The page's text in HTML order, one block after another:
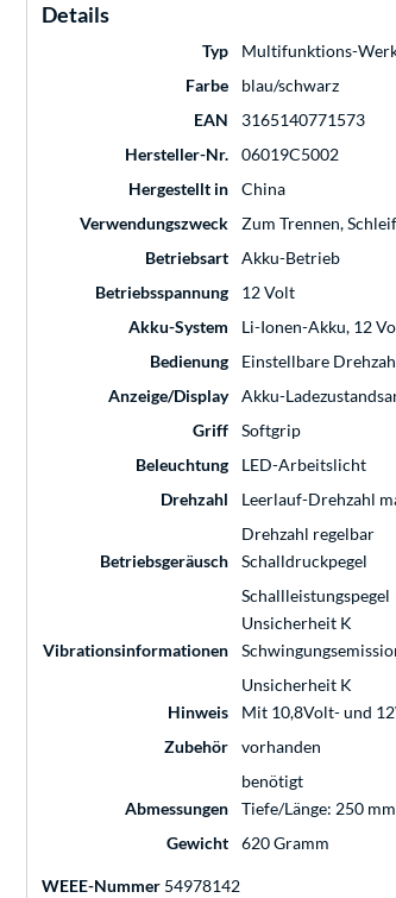
Details
Typ
Multifunktions-
Farbe
blau/schwarz
EAN
3165140771573
Hersteller-Nr.
06019C5002
Hergestellt in
China
Verwendungszweck
Zum Trennen,
Betriebsart
Akku-Betrieb
Betriebsspannung
12 Volt
Akku-System
Li-Ionen-Akku, 12
Bedienung
Einstellbare
Anzeige/Display
Akku-
Griff
Softgrip
Beleuchtung
LED-Arbeitslicht
Drehzahl
Leerlauf-Drehzahl
Drehzahl regelbar
Betriebsgeräusch
Schalldruckpegel
Schallleistungspegel
Unsicherheit K
Vibrationsinformationen
Unsicherheit K
Hinweis
Mit 10,8Volt- und
Zubehör
vorhanden
benötigt
Abmessungen
Tiefe/Länge: 250 mm
Gewicht
620 Gramm
WEEE-Nummer 54978142